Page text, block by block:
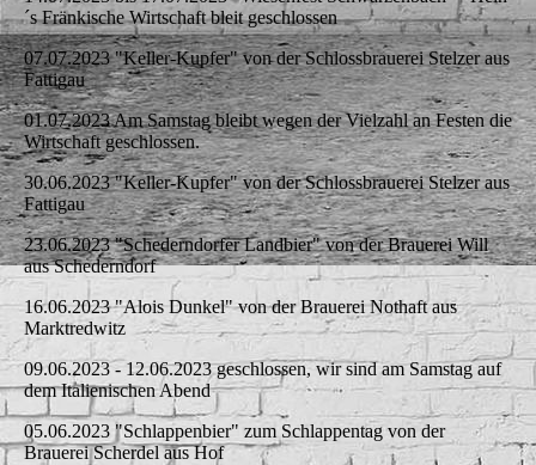
´s Fränkische Wirtschaft bleit geschlossen
07.07.2023 "Keller-Kupfer" von der Schlossbrauerei Stelzer aus
Fattigau
01.07.2023 Am Samstag bleibt wegen der Vielzahl an Festen die
Wirtschaft geschlossen.
30.06.2023 "Keller-Kupfer" von der Schlossbrauerei Stelzer aus
Fattigau
23.06.2023 "Schederndorfer Landbier" von der Brauerei Will
aus Schederndorf
16.06.2023 "Alois Dunkel" von der Brauerei Nothaft aus
Marktredwitz
09.06.2023 - 12.06.2023 geschlossen, wir sind am Samstag auf
dem Italienischen Abend
05.06.2023 "Schlappenbier" zum Schlappentag von der
Brauerei Scherdel aus Hof